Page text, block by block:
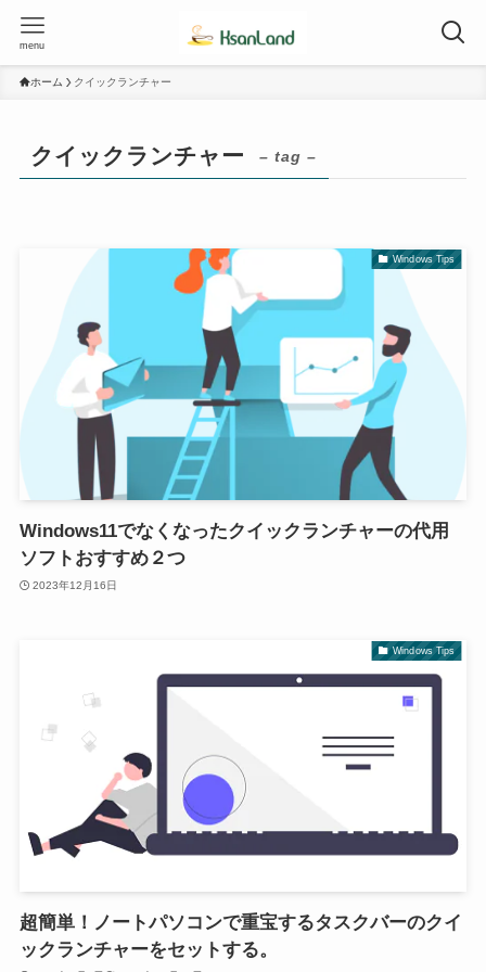
menu
ホーム クイックランチャー
クイックランチャー – tag –
Windows Tips
Windows11でなくなったクイックランチャーの代用
ソフトおすすめ２つ
2023年12月16日
Windows Tips
超簡単！ノートパソコンで重宝するタスクバーのクイ
ックランチャーをセットする。